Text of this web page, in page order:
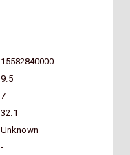
15582840000
9.5
7
32.1
Unknown
-